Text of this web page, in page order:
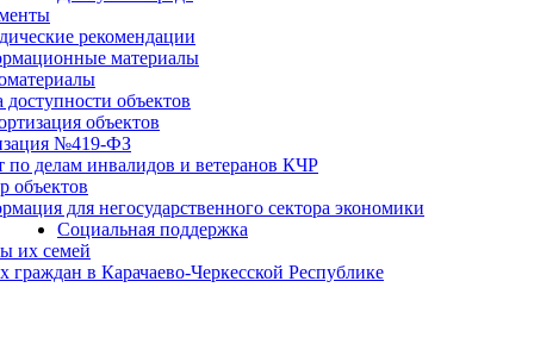
рекомендации
материалы
доступности объектов
объектов
№419-ФЗ
по делам инвалидов и ветеранов КЧР
объектов
для негосударственного сектора экономики
Социальная поддержка
их семей
в Карачаево-Черкесской Республике